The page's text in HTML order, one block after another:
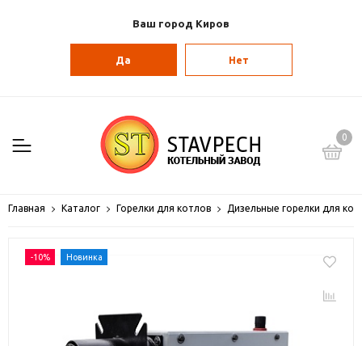
Ваш город Киров
Да Нет
0
Главная Каталог Горелки для котлов Дизельные горелки для
-10% Новинка